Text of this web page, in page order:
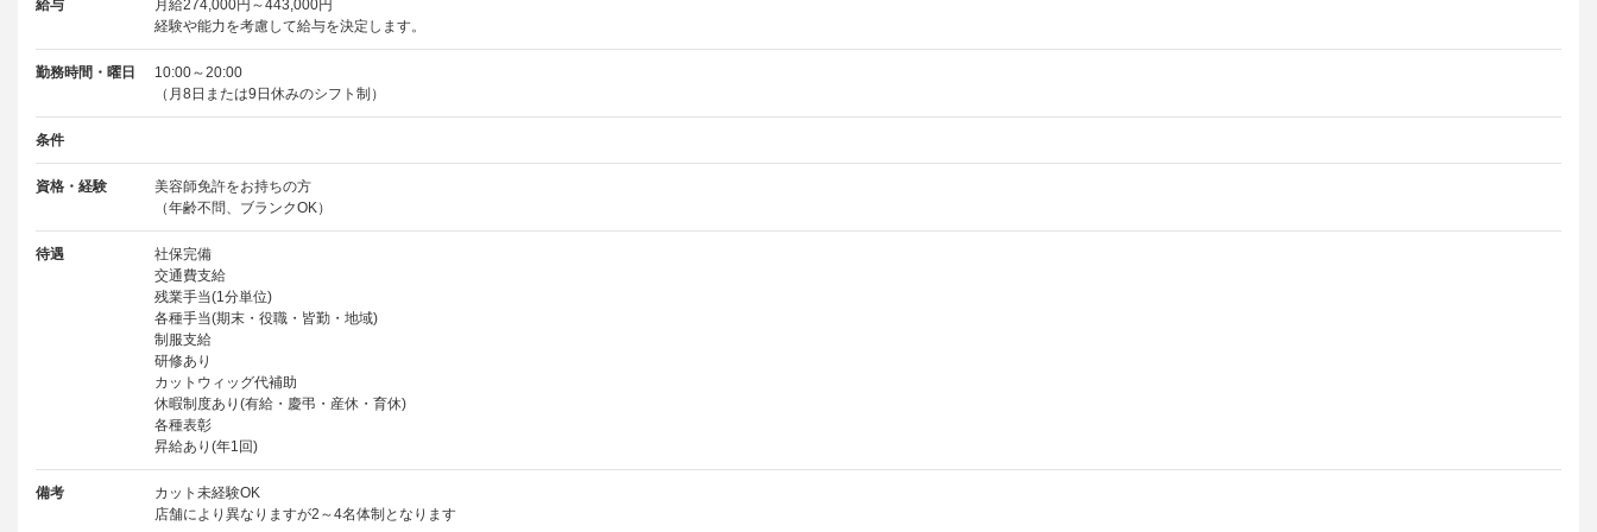
給与
月給274,000円～443,000円
経験や能力を考慮して給与を決定します。
勤務時間・曜日
10:00～20:00
（月8日または9日休みのシフト制）
条件
資格・経験
美容師免許をお持ちの方
（年齢不問、ブランクOK）
待遇
社保完備
交通費支給
残業手当(1分単位)
各種手当(期末・役職・皆勤・地域)
制服支給
研修あり
カットウィッグ代補助
休暇制度あり(有給・慶弔・産休・育休)
各種表彰
昇給あり(年1回)
備考
カット未経験OK
店舗により異なりますが2～4名体制となります